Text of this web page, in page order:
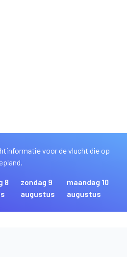
voor de vlucht die op
8
zondag 9
augustus
maandag 10
augustus